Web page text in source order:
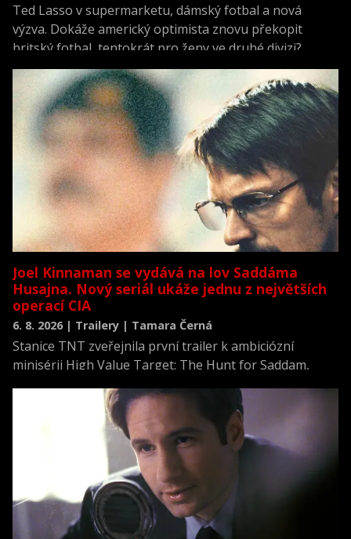
Ted Lasso v supermarketu, dámský fotbal a nová
výzva. Dokáže americký optimista znovu překopit
britský fotbal, tentokrát pro ženy ve druhé divizi?
Joel Kinnaman se vydává na lov Saddáma
Husajna. Nový seriál ukáže jednu z největších
operací CIA
6. 8. 2026 | Trailery | Tamara Černá
Stanice TNT zveřejnila první trailer k ambiciózní
minisérii High Value Target: The Hunt for Saddam,
která se vrací k jednomu z nejvýznamnějších okamžiků
novodobých dějin.